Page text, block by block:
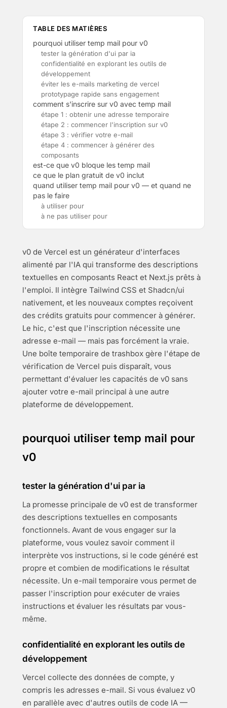
TABLE DES MATIÈRES
pourquoi utiliser temp mail pour v0
tester la génération d'ui par ia
confidentialité en explorant les outils de
développement
éviter les e-mails marketing de vercel
prototypage rapide sans engagement
comment s'inscrire sur v0 avec temp mail
étape 1 : obtenir une adresse temporaire
étape 2 : commencer l'inscription sur v0
étape 3 : vérifier votre e-mail
étape 4 : commencer à générer des
composants
est-ce que v0 bloque les temp mail
ce que le plan gratuit de v0 inclut
quand utiliser temp mail pour v0 — et quand ne
pas le faire
à utiliser pour
à ne pas utiliser pour
v0 de Vercel est un générateur d'interfaces
alimenté par l'IA qui transforme des descriptions
textuelles en composants React et Next.js prêts à
l'emploi. Il intègre Tailwind CSS et Shadcn/ui
nativement, et les nouveaux comptes reçoivent
des crédits gratuits pour commencer à générer.
Le hic, c'est que l'inscription nécessite une
adresse e-mail — mais pas forcément la vraie.
Une boîte temporaire de trashbox gère l'étape de
vérification de Vercel puis disparaît, vous
permettant d'évaluer les capacités de v0 sans
ajouter votre e-mail principal à une autre
plateforme de développement.
pourquoi utiliser temp mail pour
v0
tester la génération d'ui par ia
La promesse principale de v0 est de transformer
des descriptions textuelles en composants
fonctionnels. Avant de vous engager sur la
plateforme, vous voulez savoir comment il
interprète vos instructions, si le code généré est
propre et combien de modifications le résultat
nécessite. Un e-mail temporaire vous permet de
passer l'inscription pour exécuter de vraies
instructions et évaluer les résultats par vous-
même.
confidentialité en explorant les outils de
développement
Vercel collecte des données de compte, y
compris les adresses e-mail. Si vous évaluez v0
en parallèle avec d'autres outils de code IA —